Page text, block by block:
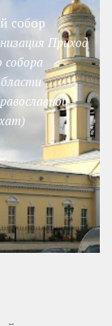
собор
Приход